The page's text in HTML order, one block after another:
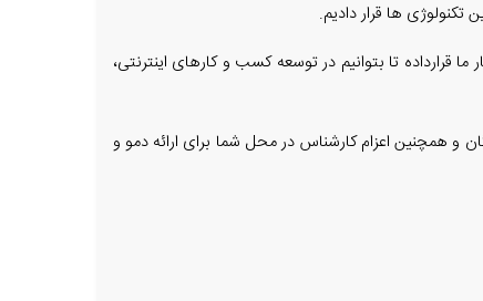
ها قرار دادیم.
تا بتوانیم در توسعه کسب و کارهای اینترنتی،
و همچنین اعزام کارشناس در محل شما برای ارائه دمو و